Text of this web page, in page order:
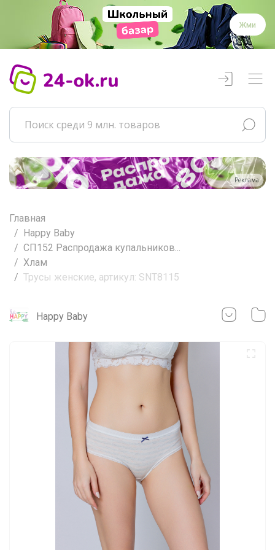
Жми
Реклама
Главная
Happy Baby
СП152 Распродажа купальников...
Хлам
Трусы женские, артикул: SNT8115
Happy Baby